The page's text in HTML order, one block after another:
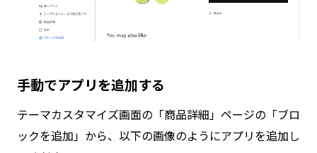
手動でアプリを追加する
テーマカスタマイズ画面の「商品詳細」ページの「ブロ
ックを追加」から、以下の画像のようにアプリを追加し